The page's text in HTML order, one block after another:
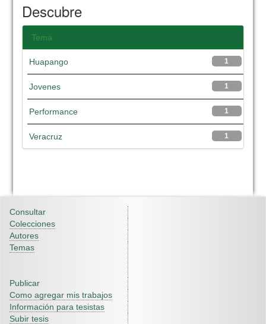
Descubre
Tema
1
Huapango
1
Jovenes
1
Performance
1
Veracruz
Consultar
Colecciones
Autores
Temas
Publicar
Como agregar mis trabajos
Información para tesistas
Subir tesis